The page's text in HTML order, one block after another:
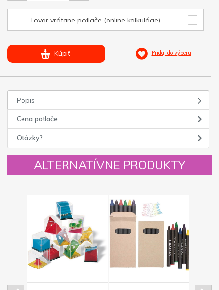
Tovar vrátane potlače (online kalkulácie)
Kúpiť Pridaj do výberu
Popis
Cena potlače
Otázky?
ALTERNATÍVNE PRODUKTY